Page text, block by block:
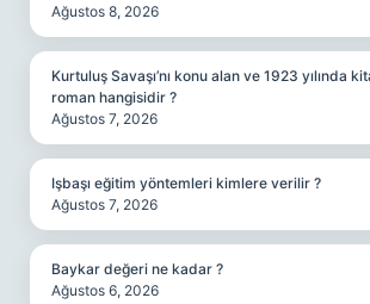
Ağustos 8, 2026
Kurtuluş Savaşı’nı konu alan ve 1923 yılında
roman hangisidir ?
Ağustos 7, 2026
Işbaşı eğitim yöntemleri kimlere verilir ?
Ağustos 7, 2026
Baykar değeri ne kadar ?
Ağustos 6, 2026